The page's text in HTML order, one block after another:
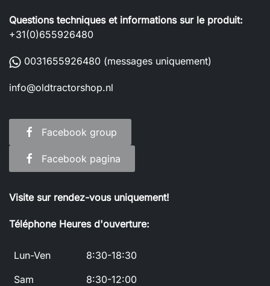
Questions techniques et informations sur le produit:
+31(0)655926480
0031655926480 (messages uniquement)
info@oldtractorshop.nl
Facebook group
Facebook pagina
Visite sur rendez-vous uniquement!
Téléphone Heures d'ouverture:
Lun-Ven
8:30-18:30
Sam
8:30-12:00